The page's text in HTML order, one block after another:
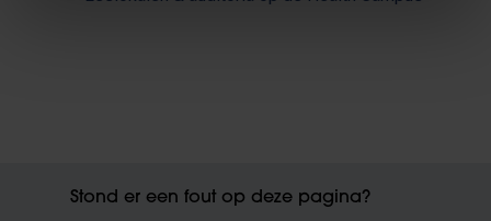
Stond er een fout op deze pagina?